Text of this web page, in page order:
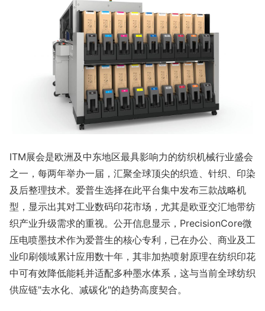
ITM展会是欧洲及中东地区最具影响力的纺织机械行业盛会
之一，每两年举办一届，汇聚全球顶尖的织造、针织、印染
及后整理技术。爱普生选择在此平台集中发布三款战略机
型，显示出其对工业数码印花市场，尤其是欧亚交汇地带纺
织产业升级需求的重视。公开信息显示，PrecisionCore微
压电喷墨技术作为爱普生的核心专利，已在办公、商业及工
业印刷领域累计应用数十年，其非加热喷射原理在纺织印花
中可有效降低能耗并适配多种墨水体系，这与当前全球纺织
供应链"去水化、减碳化"的趋势高度契合。